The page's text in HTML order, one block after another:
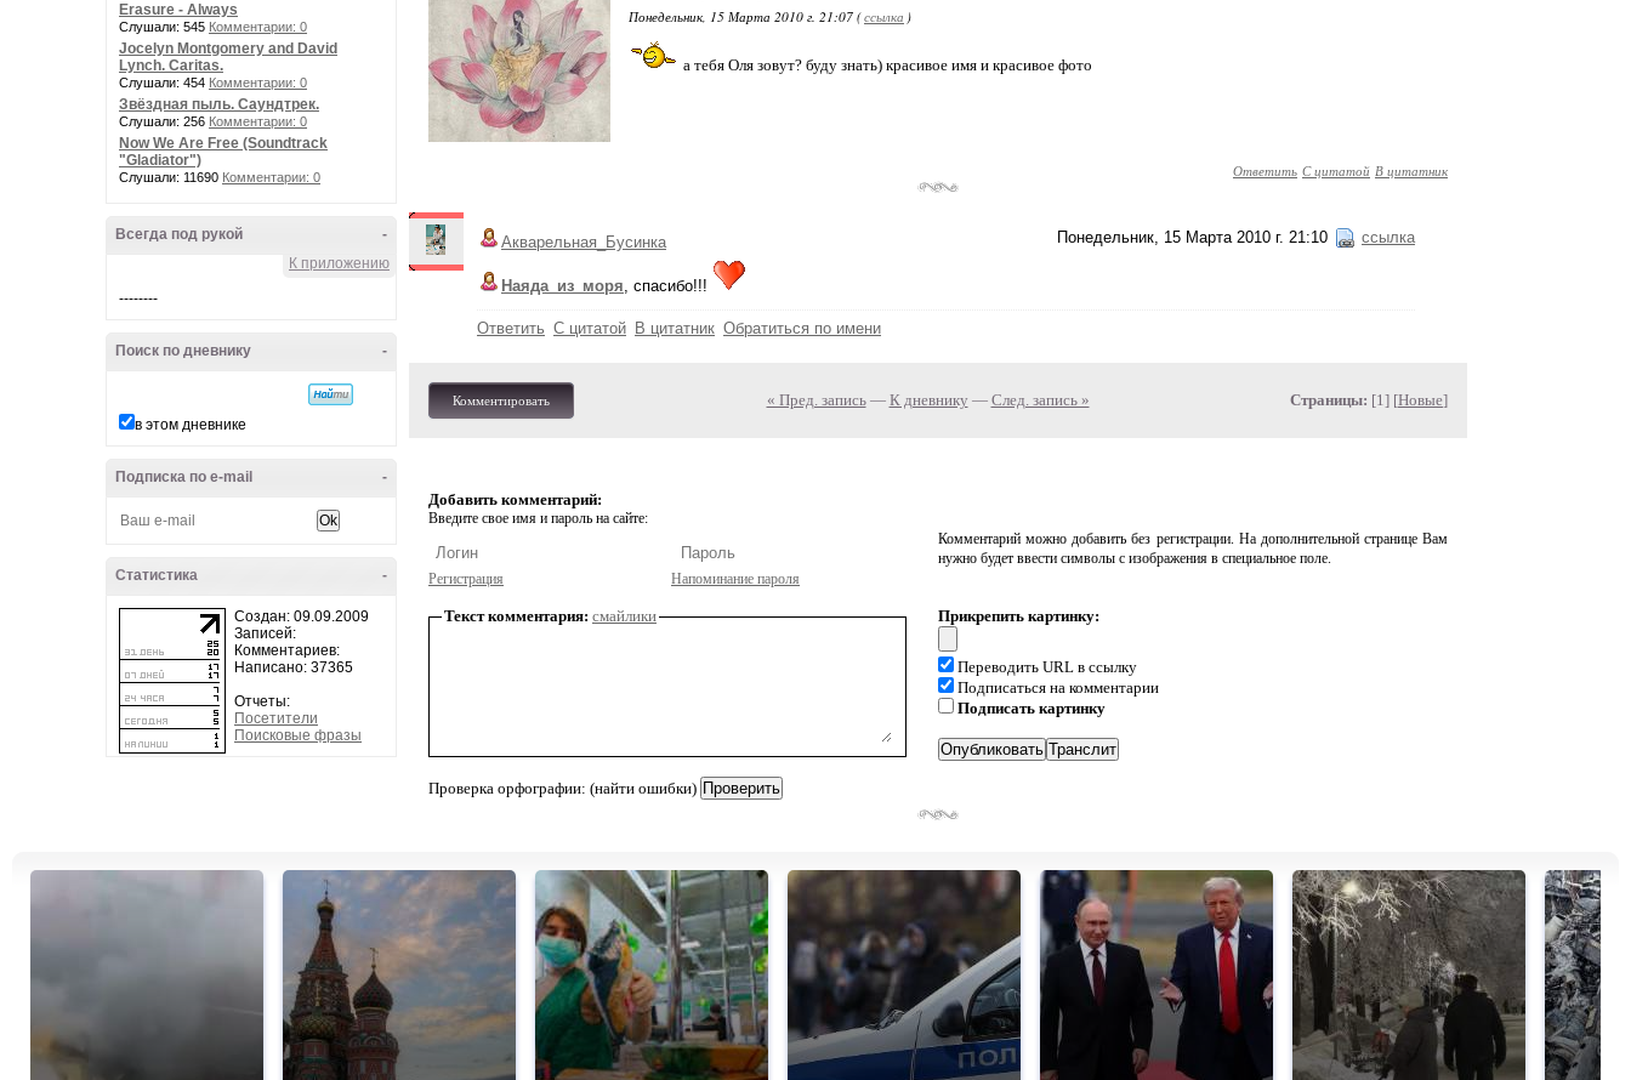
Erasure - Always
Слушали: 545 Комментарии: 0
Jocelyn Montgomery and David
Lynch. Caritas.
Слушали: 454 Комментарии: 0
Звёздная пыль. Саундтрек.
Слушали: 256 Комментарии: 0
Now We Are Free (Soundtrack
"Gladiator")
Слушали: 11690 Комментарии: 0
-
Всегда под рукой
К приложению
--------
-
Поиск по дневнику
в этом дневнике
-
Подписка по e-mail
-
Статистика
Создан: 09.09.2009
Записей:
Комментариев:
Написано: 37365
Отчеты:
Посетители
Поисковые фразы
Понедельник, 15 Марта 2010 г. 21:07 (ссылка )
а тебя Оля зовут? буду знать) красивое имя и красивое фото
Ответить С цитатой В цитатник
Понедельник, 15 Марта 2010 г. 21:10 ссылка
Акварельная_Бусинка
Наяда_из_моря, спасибо!!!
Ответить С цитатой В цитатник Обратиться по имени
Комментировать « Пред. запись— К дневнику — След. запись » Страницы: [1] [Новые]
Добавить комментарий:
Введите свое имя и пароль на сайте:
Регистрация Напоминание пароля
Комментарий можно добавить без регистрации. На дополнительной странице Вам
нужно будет ввести символы с изображения в специальное поле.
Текст комментария: смайлики
Проверка орфографии: (найти ошибки)
Прикрепить картинку:
Переводить URL в ссылку
Подписаться на комментарии
Подписать картинку